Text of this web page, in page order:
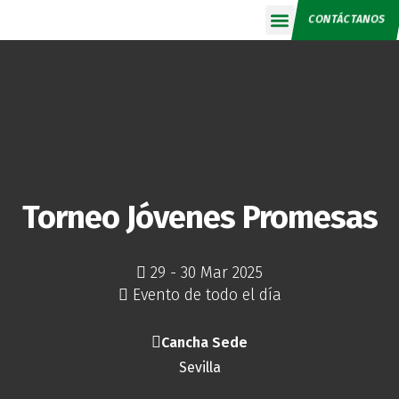
CONTÁCTANOS
Torneo Jóvenes Promesas
29 - 30 Mar 2025
Evento de todo el día
Cancha Sede
Sevilla